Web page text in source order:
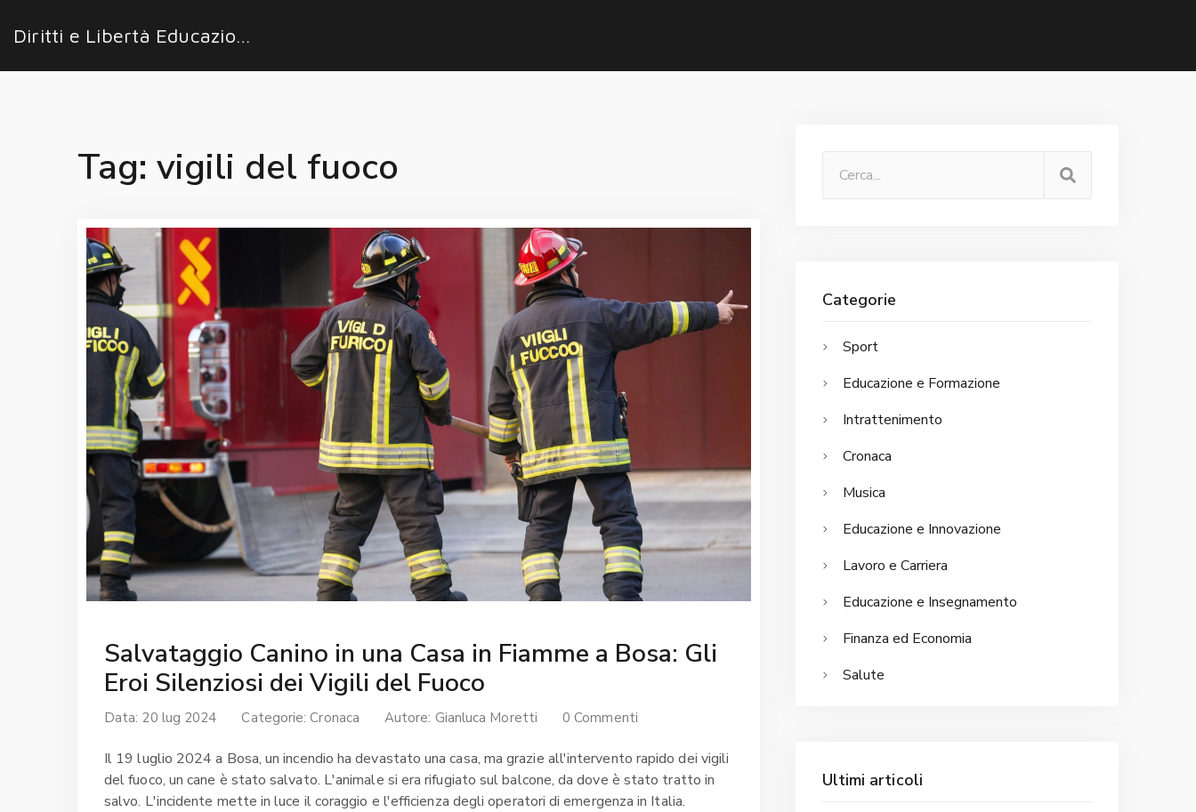
Diritti e Libertà Educazione
Tag: vigili del fuoco
Salvataggio Canino in una Casa in Fiamme a Bosa: Gli
Eroi Silenziosi dei Vigili del Fuoco
Data: 20 lug 2024 Categorie:Cronaca Autore: Gianluca Moretti 0 Commenti
Il 19 luglio 2024 a Bosa, un incendio ha devastato una casa, ma grazie all'intervento rapido dei vigili
del fuoco, un cane è stato salvato. L'animale si era rifugiato sul balcone, da dove è stato tratto in
salvo. L'incidente mette in luce il coraggio e l'efficienza degli operatori di emergenza in Italia.
Categorie
Sport
Educazione e Formazione
Intrattenimento
Cronaca
Musica
Educazione e Innovazione
Lavoro e Carriera
Educazione e Insegnamento
Finanza ed Economia
Salute
Ultimi articoli